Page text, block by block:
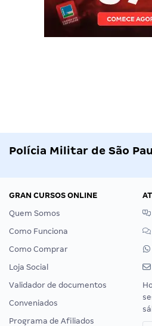
Polícia Militar de São
GRAN CURSOS ONLINE
Quem Somos
Como Funciona
Como Comprar
Loja Social
Validador de documentos
Conveniados
Programa de Afiliados